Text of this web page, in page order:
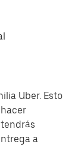
Uber. Esto
a